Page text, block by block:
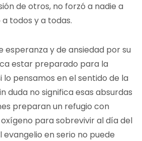
de otros, no forzó a nadie a
todos y a todas.
esperanza y de ansiedad por su
estar preparado para la
lo pensamos en el sentido de la
duda no significa esas absurdas
preparan un refugio con
para sobrevivir al día del
evangelio en serio no puede